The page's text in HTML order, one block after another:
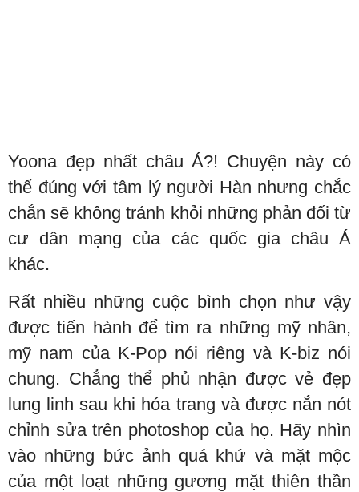
Yoona đẹp nhất châu Á?! Chuyện này có
thể đúng với tâm lý người Hàn nhưng chắc
chắn sẽ không tránh khỏi những phản đối từ
cư dân mạng của các quốc gia châu Á
khác.
Rất nhiều những cuộc bình chọn như vậy
được tiến hành để tìm ra những mỹ nhân,
mỹ nam của K-Pop nói riêng và K-biz nói
chung. Chẳng thể phủ nhận được vẻ đẹp
lung linh sau khi hóa trang và được nắn nót
chỉnh sửa trên photoshop của họ. Hãy nhìn
vào những bức ảnh quá khứ và mặt mộc
của một loạt những gương mặt thiên thần